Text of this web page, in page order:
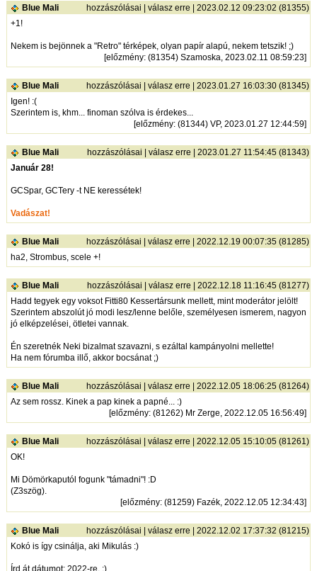
Blue Mali hozzászólásai |válasz erre | 2023.02.12 09:23:02 (81355)
+1!
Nekem is bejönnek a "Retro" térképek, olyan papír alapú, nekem tetszik! ;)
[előzmény: (81354) Szamoska, 2023.02.11 08:59:23]
Blue Mali hozzászólásai |válasz erre | 2023.01.27 16:03:30 (81345)
Igen! :(
Szerintem is, khm... finoman szólva is érdekes...
[előzmény: (81344) VP, 2023.01.27 12:44:59]
Blue Mali hozzászólásai |válasz erre | 2023.01.27 11:54:45 (81343)
Január 28!
GCSpar, GCTery -t NE keressétek!
Vadászat!
Blue Mali hozzászólásai |válasz erre | 2022.12.19 00:07:35 (81285)
ha2, Strombus, scele +!
Blue Mali hozzászólásai |válasz erre | 2022.12.18 11:16:45 (81277)
Hadd tegyek egy voksot Fitti80 Kessertársunk mellett, mint moderátor jelölt!
Szerintem abszolút jó modi lesz/lenne belőle, személyesen ismerem, nagyon
jó elképzelései, ötletei vannak.
Én szeretnék Neki bizalmat szavazni, s ezáltal kampányolni mellette!
Ha nem fórumba illő, akkor bocsánat ;)
Blue Mali hozzászólásai |válasz erre | 2022.12.05 18:06:25 (81264)
Az sem rossz. Kinek a pap kinek a papné... :)
[előzmény: (81262) Mr Zerge, 2022.12.05 16:56:49]
Blue Mali hozzászólásai |válasz erre | 2022.12.05 15:10:05 (81261)
OK!
Mi Dömörkaputól fogunk "támadni"! :D
(Z3szög).
[előzmény: (81259) Fazék, 2022.12.05 12:34:43]
Blue Mali hozzászólásai |válasz erre | 2022.12.02 17:37:32 (81215)
Kokó is így csinálja, aki Mikulás :)
Írd át dátumot: 2022-re. ;)